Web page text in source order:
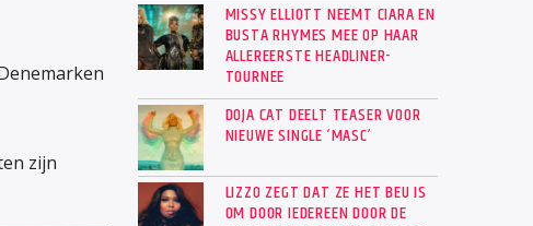
zijn
MISSY ELLIOTT NEEMT CIARA EN
BUSTA RHYMES MEE OP HAAR
ALLEREERSTE HEADLINER-
TOURNEE
DOJA CAT DEELT TEASER VOOR
NIEUWE SINGLE ‘MASC’
LIZZO ZEGT DAT ZE HET BEU IS
OM DOOR IEDEREEN DOOR DE